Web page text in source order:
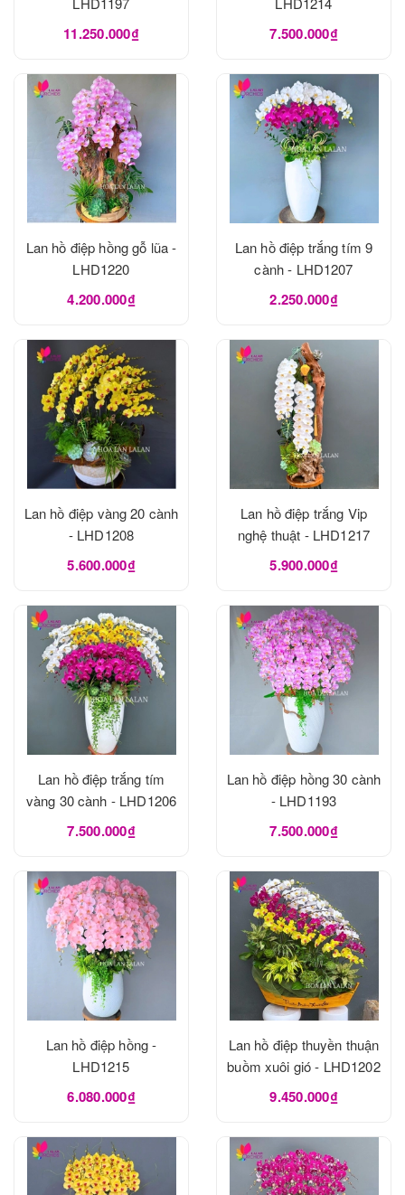
11.250.000₫ 7.500.000₫
Lan hồ điệp hồng gỗ lũa -
LHD1220
4.200.000₫
Lan hồ điệp trắng tím 9
cành - LHD1207
2.250.000₫
Lan hồ điệp vàng 20 cành
- LHD1208
5.600.000₫
Lan hồ điệp trắng Vip
nghệ thuật - LHD1217
5.900.000₫
Lan hồ điệp trắng tím
vàng 30 cành - LHD1206
7.500.000₫
Lan hồ điệp hồng 30 cành
- LHD1193
7.500.000₫
Lan hồ điệp hồng -
LHD1215
6.080.000₫
Lan hồ điệp thuyền thuận
buồm xuôi gió - LHD1202
9.450.000₫